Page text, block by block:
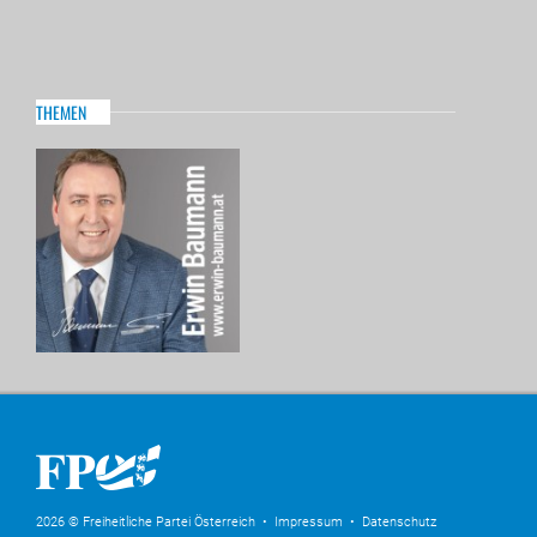
THEMEN
2026 © Freiheitliche Partei Österreich • Impressum • Datenschutz